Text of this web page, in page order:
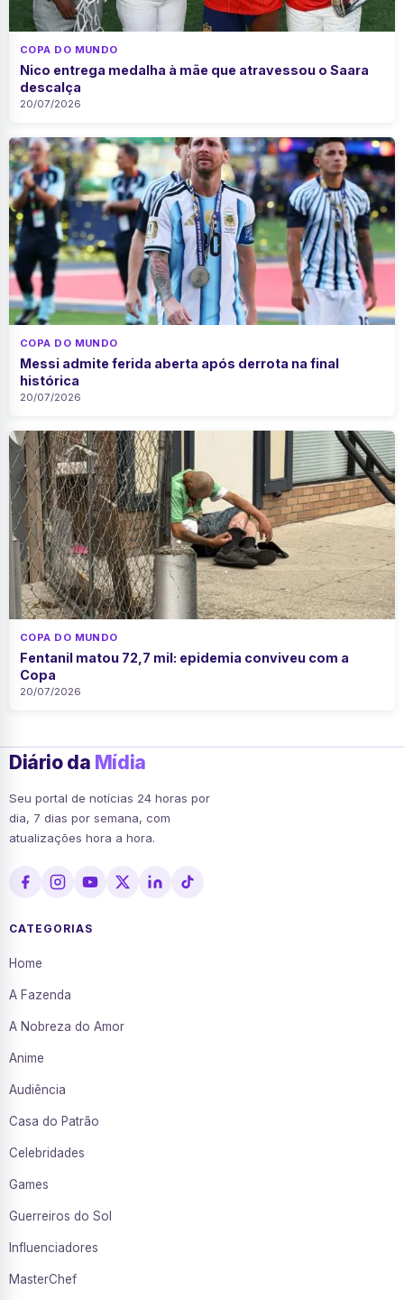
COPA DO MUNDO
Nico entrega medalha à mãe que atravessou o Saara
descalça
20/07/2026
COPA DO MUNDO
Messi admite ferida aberta após derrota na final
histórica
20/07/2026
COPA DO MUNDO
Fentanil matou 72,7 mil: epidemia conviveu com a
Copa
20/07/2026
Diário da Mídia
Seu portal de notícias 24 horas por
dia, 7 dias por semana, com
atualizações hora a hora.
CATEGORIAS
Home
A Fazenda
A Nobreza do Amor
Anime
Audiência
Casa do Patrão
Celebridades
Games
Guerreiros do Sol
Influenciadores
MasterChef